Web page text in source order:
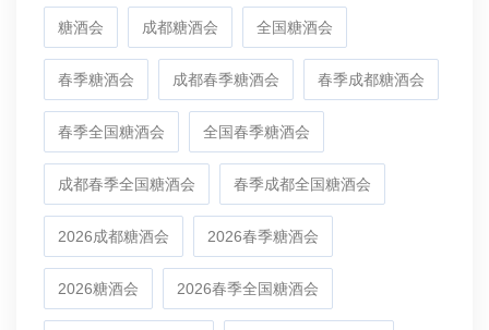
糖酒会 成都糖酒会 全国糖酒会
春季糖酒会 成都春季糖酒会 春季成都糖酒会
春季全国糖酒会 全国春季糖酒会
成都春季全国糖酒会 春季成都全国糖酒会
2026成都糖酒会 2026春季糖酒会
2026糖酒会 2026春季全国糖酒会